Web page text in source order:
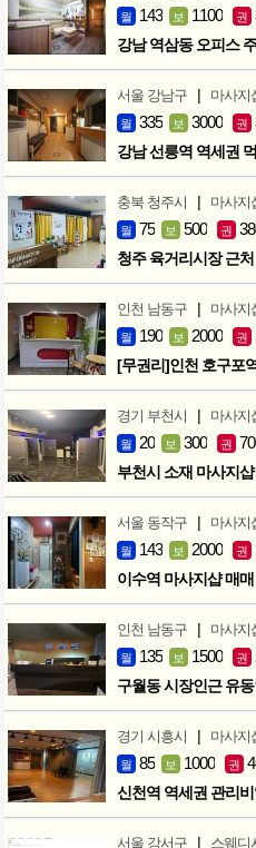
월 143 보 1100 권
강남 역삼동 오피스
서울 강남구 | 마사지
월 335 보 3000 권
강남 선릉역 역세권
충북 청주시 | 마사지
월 75 보 500 권
인천 남동구 | 마사지
월 190 보 2000 권
[무권리]인천 호구포
경기 부천시 | 마사지
월 20 보 300 권
부천시 소재 마사지
서울 동작구 | 마사지
월 143 보 2000 권
이수역 마사지샵 매매
인천 남동구 | 마사지
월 135 보 1500 권
구월동 시장인근 유
경기 시흥시 | 마사지
월 85 보 1000 권
신천역 역세권 관리
서울 강서구 | 스웨디